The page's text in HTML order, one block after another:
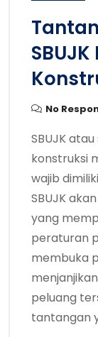
No
SBUJK
konstruksi
wajib
SBUJK
yang
peraturan
membuka
peluang
tantangan